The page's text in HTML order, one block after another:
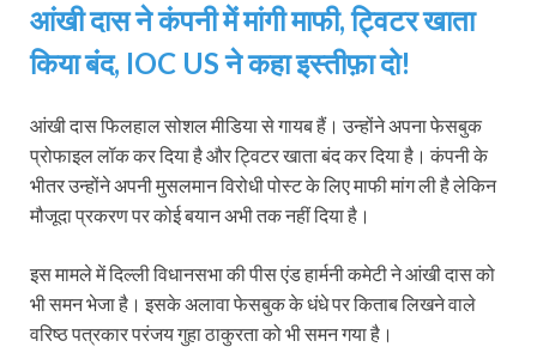
आंखी दास ने कंपनी में मांगी माफी, ट्विटर खाता
किया बंद, IOC US ने कहा इस्‍तीफ़ा दो!
आंखी दास फिलहाल सोशल मीडिया से गायब हैं। उन्‍होंने अपना फेसबुक
प्रोफाइल लॉक कर दिया है और ट्विटर खाता बंद कर दिया है। कंपनी के
भीतर उन्‍होंने अपनी मुसलमान विरोधी पोस्‍ट के लिए माफी मांग ली है लेकिन
मौजूदा प्रकरण पर कोई बयान अभी तक नहीं दिया है।
इस मामले में दिल्‍ली विधानसभा की पीस एंड हार्मनी कमेटी ने आंखी दास को
भी समन भेजा है। इसके अलावा फेसबुक के धंधे पर किताब लिखने वाले
वरिष्‍ठ पत्रकार परंजय गुहा ठाकुरता को भी समन गया है।